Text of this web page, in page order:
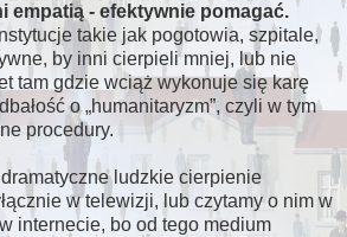
empatią - efektywnie pomagać.
takie jak pogotowia, szpitale,
by inni cierpieli mniej, lub nie
tam gdzie wciąż wykonuje się karę
o humanitaryzm , czyli w tym
procedury.
ludzkie cierpienie
w telewizji, lub czytamy o nim w
internecie, bo od tego medium